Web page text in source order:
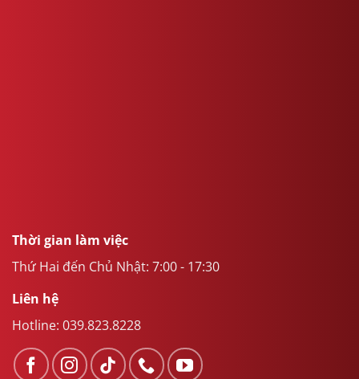
Thời gian làm việc
Thứ Hai đến Chủ Nhật: 7:00 - 17:30
Liên hệ
Hotline: 039.823.8228